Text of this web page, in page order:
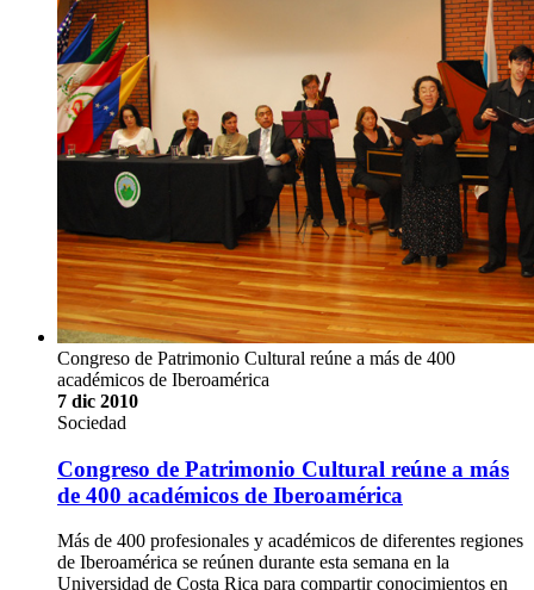
Congreso de Patrimonio Cultural reúne a más de 400
académicos de Iberoamérica
7 dic 2010
Sociedad
Congreso de Patrimonio Cultural reúne a más
de 400 académicos de Iberoamérica
Más de 400 profesionales y académicos de diferentes regiones
de Iberoamérica se reúnen durante esta semana en la
Universidad de Costa Rica para compartir conocimientos en